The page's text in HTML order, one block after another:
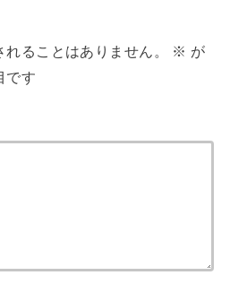
ることはありません。 ※ が
です